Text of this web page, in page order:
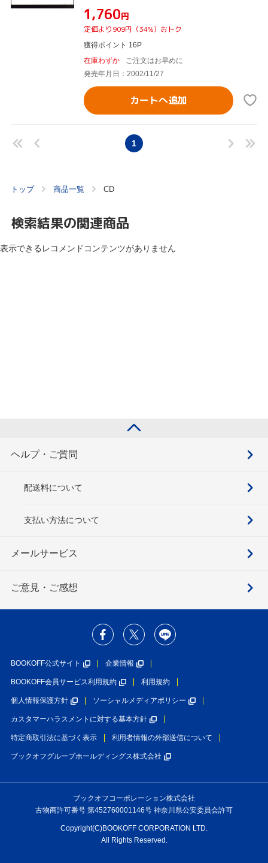
¥1,760円
定価より909円（34%）おトク
獲得ポイント 16P
在庫わずか
ご注文はお早めに
発売年月日：2002/11/27
カートへ追加
1
トップ 商品一覧 CD
検索結果の関連商品
表示できるレコメンドコンテンツがありません
ヘルプ・ご質問
配送料について
支払い方法について
メールサービス
ご意見・ご感想
BOOKOFF公式サイト 企業情報
BOOKOFF会員サービス利用規約 利用規約
個人情報保護方針 ソーシャルメディアポリシー
カスタマーハラスメントに対する基本方針
特定商取引法に基づく表示 利用者情報の外部送信について
ブックオフグループホールディングス株式会社
ブックオフコーポレーション株式会社
古物商許可番号 第452760001146号 神奈川県公安委員会許可
Copyright(C)BOOKOFF CORPORATION LTD.
All Rights Reserved.